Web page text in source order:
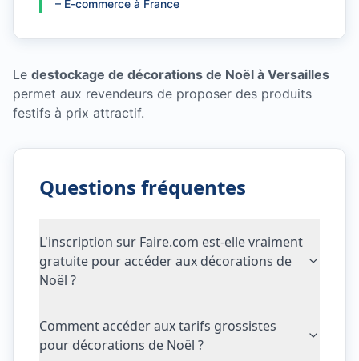
– E-commerce à France
Le destockage de décorations de Noël à Versailles
permet aux revendeurs de proposer des produits
festifs à prix attractif.
Questions fréquentes
L'inscription sur Faire.com est-elle vraiment
gratuite pour accéder aux décorations de
Noël ?
Comment accéder aux tarifs grossistes
pour décorations de Noël ?